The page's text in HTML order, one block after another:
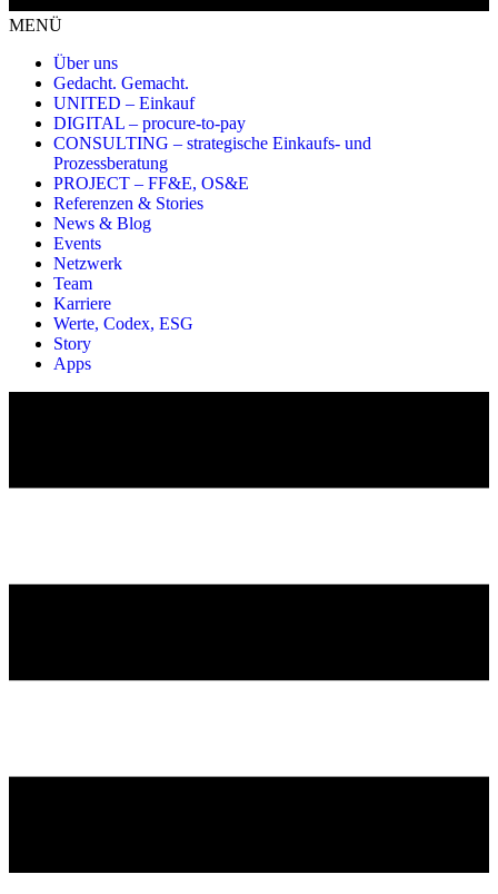
MENÜ
Über uns
Gedacht. Gemacht.
UNITED – Einkauf
DIGITAL – procure-to-pay
CONSULTING – strategische Einkaufs- und
Prozessberatung
PROJECT – FF&E, OS&E
Referenzen & Stories
News & Blog
Events
Netzwerk
Team
Karriere
Werte, Codex, ESG
Story
Apps